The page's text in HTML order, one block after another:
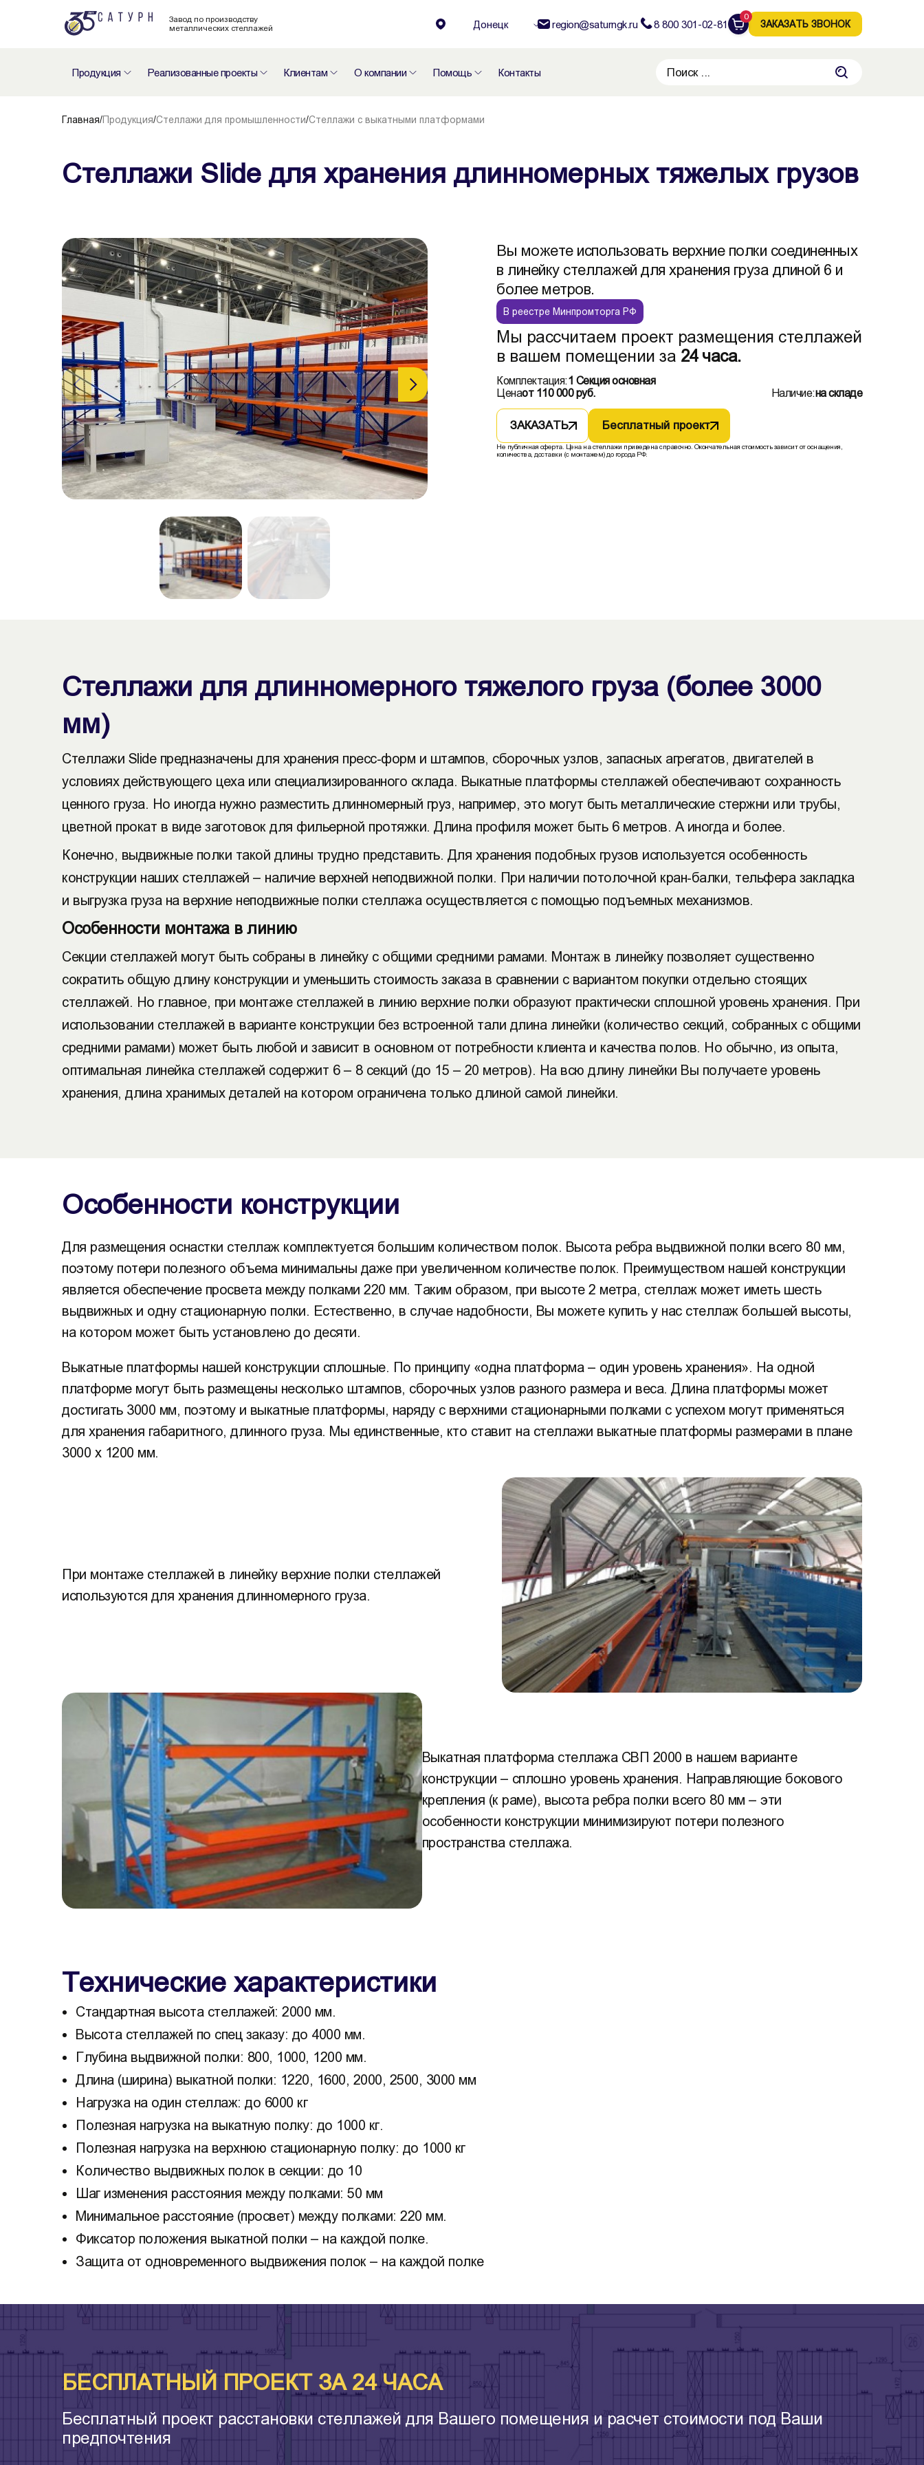
Завод по производству
металлических стеллажей
Донецк region@saturngk.ru 8 800 301-02-81
0
ЗАКАЗАТЬ ЗВОНОК
Продукция Реализованные проекты Клиентам О компании Помощь Контакты
Главная/Продукция/Стеллажи для промышленности/Стеллажи с выкатными платформами
Стеллажи Slide для хранения длинномерных тяжелых грузов
Вы можете использовать верхние полки соединенных
в линейку стеллажей для хранения груза длиной 6 и
более метров.
В реестре Минпромторга РФ
Мы рассчитаем проект размещения стеллажей
в вашем помещении за 24 часа.
Комплектация:1 Секция основная
Ценаот 110 000 руб. Наличие:на складе
ЗАКАЗАТЬ Бесплатный проект
Не публичная оферта. Цена на стеллажи приведена справочно. Окончательная стоимость зависит от оснащения,
количества, доставки (с монтажем) до города РФ.
Стеллажи для длинномерного тяжелого груза (более 3000
мм)
Стеллажи Slide предназначены для хранения пресс-форм и штампов, сборочных узлов, запасных агрегатов, двигателей в
условиях действующего цеха или специализированного склада. Выкатные платформы стеллажей обеспечивают сохранность
ценного груза. Но иногда нужно разместить длинномерный груз, например, это могут быть металлические стержни или трубы,
цветной прокат в виде заготовок для фильерной протяжки. Длина профиля может быть 6 метров. А иногда и более.
Конечно, выдвижные полки такой длины трудно представить. Для хранения подобных грузов используется особенность
конструкции наших стеллажей – наличие верхней неподвижной полки. При наличии потолочной кран-балки, тельфера закладка
и выгрузка груза на верхние неподвижные полки стеллажа осуществляется с помощью подъемных механизмов.
Особенности монтажа в линию
Секции стеллажей могут быть собраны в линейку с общими средними рамами. Монтаж в линейку позволяет существенно
сократить общую длину конструкции и уменьшить стоимость заказа в сравнении с вариантом покупки отдельно стоящих
стеллажей. Но главное, при монтаже стеллажей в линию верхние полки образуют практически сплошной уровень хранения. При
использовании стеллажей в варианте конструкции без встроенной тали длина линейки (количество секций, собранных с общими
средними рамами) может быть любой и зависит в основном от потребности клиента и качества полов. Но обычно, из опыта,
оптимальная линейка стеллажей содержит 6 – 8 секций (до 15 – 20 метров). На всю длину линейки Вы получаете уровень
хранения, длина хранимых деталей на котором ограничена только длиной самой линейки.
Особенности конструкции
Для размещения оснастки стеллаж комплектуется большим количеством полок. Высота ребра выдвижной полки всего 80 мм,
поэтому потери полезного объема минимальны даже при увеличенном количестве полок. Преимуществом нашей конструкции
является обеспечение просвета между полками 220 мм. Таким образом, при высоте 2 метра, стеллаж может иметь шесть
выдвижных и одну стационарную полки. Естественно, в случае надобности, Вы можете купить у нас стеллаж большей высоты,
на котором может быть установлено до десяти.
Выкатные платформы нашей конструкции сплошные. По принципу «одна платформа – один уровень хранения». На одной
платформе могут быть размещены несколько штампов, сборочных узлов разного размера и веса. Длина платформы может
достигать 3000 мм, поэтому и выкатные платформы, наряду с верхними стационарными полками с успехом могут применяться
для хранения габаритного, длинного груза. Мы единственные, кто ставит на стеллажи выкатные платформы размерами в плане
3000 х 1200 мм.
При монтаже стеллажей в линейку верхние полки стеллажей
используются для хранения длинномерного груза.
Выкатная платформа стеллажа СВП 2000 в нашем варианте
конструкции – сплошно уровень хранения. Направляющие бокового
крепления (к раме), высота ребра полки всего 80 мм – эти
особенности конструкции минимизируют потери полезного
пространства стеллажа.
Технические характеристики
Стандартная высота стеллажей: 2000 мм.
Высота стеллажей по спец заказу: до 4000 мм.
Глубина выдвижной полки: 800, 1000, 1200 мм.
Длина (ширина) выкатной полки: 1220, 1600, 2000, 2500, 3000 мм
Нагрузка на один стеллаж: до 6000 кг
Полезная нагрузка на выкатную полку: до 1000 кг.
Полезная нагрузка на верхнюю стационарную полку: до 1000 кг
Количество выдвижных полок в секции: до 10
Шаг изменения расстояния между полками: 50 мм
Минимальное расстояние (просвет) между полками: 220 мм.
Фиксатор положения выкатной полки – на каждой полке.
Защита от одновременного выдвижения полок – на каждой полке
БЕСПЛАТНЫЙ ПРОЕКТ ЗА 24 ЧАСА
Бесплатный проект расстановки стеллажей для Вашего помещения и расчет стоимости под Ваши
предпочтения